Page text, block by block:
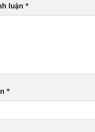
luận *
*